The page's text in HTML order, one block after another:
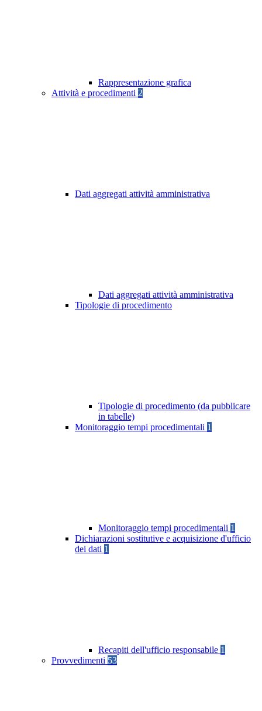
Rappresentazione grafica
Attività e procedimenti 2
Dati aggregati attività amministrativa
Dati aggregati attività amministrativa
Tipologie di procedimento
Tipologie di procedimento (da pubblicare
in tabelle)
Monitoraggio tempi procedimentali 1
Monitoraggio tempi procedimentali 1
Dichiarazioni sostitutive e acquisizione d'ufficio
dei dati 1
Recapiti dell'ufficio responsabile 1
Provvedimenti 53